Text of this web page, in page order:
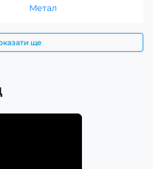
Метал
ще